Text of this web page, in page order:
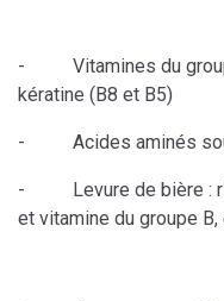
- Vitamines du
kératine (B8 et B5)
- Acides aminés
- Levure de bière :
et vitamine du groupe